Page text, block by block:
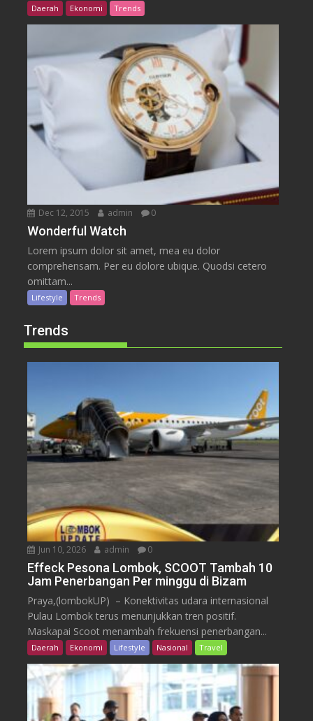
Daerah Ekonomi Trends
Dec 12, 2015 admin 0
Wonderful Watch
Lorem ipsum dolor sit amet, mea eu dolor
comprehensam. Per eu dolore ubique. Quodsi cetero
omittam...
Lifestyle Trends
Trends
Jun 10, 2026 admin 0
Effeck Pesona Lombok, SCOOT Tambah 10
Jam Penerbangan Per minggu di Bizam
Praya,(lombokUP) – Konektivitas udara internasional
Pulau Lombok terus menunjukkan tren positif.
Maskapai Scoot menambah frekuensi penerbangan...
Daerah Ekonomi Lifestyle Nasional Travel